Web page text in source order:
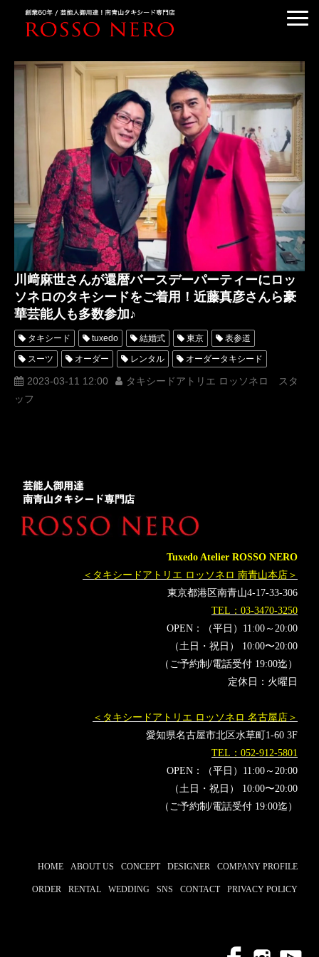
TUXEDO RENTAL
TUXEDO RANKING
KIMONO DRESS
CUSTOMER'S VOICE
COLUMN &BLOG
ABOUT US
ACCESS
川﨑麻世さんが還暦バースデーパーティーにロッ
ソネロのタキシードをご着用！近藤真彦さんら豪
華芸能人も多数参加♪
タキシード tuxedo 結婚式 東京 表参道
スーツ オーダー レンタル オーダータキシード
レンタルタキシード ロッソネロ 人気 購入 名古屋
オーダータキシード東京
タキシード靴
MUNETAKAYOKOYAMAcouture
早見優 杉本彩 浅丘ルリ子 真栄田賢
2023-03-11 12:00
タキシードアトリエ ロッソネロ スタ
ッフ
Tuxedo Atelier ROSSO NERO
＜タキシードアトリエ ロッソネロ 南青山本店＞
東京都港区南青山4-17-33-306
TEL：03-3470-3250
OPEN：（平日）11:00～20:00
（土日・祝日） 10:00〜20:00
（ご予約制/電話受付 19:00迄）
定休日：火曜日
＜タキシードアトリエ ロッソネロ 名古屋店＞
愛知県名古屋市北区水草町1-60 3F
TEL：052-912-5801
OPEN：（平日）11:00～20:00
（土日・祝日） 10:00〜20:00
（ご予約制/電話受付 19:00迄）
HOME ABOUT US CONCEPT DESIGNER COMPANY PROFILE
ORDER RENTAL WEDDING SNS CONTACT PRIVACY POLICY